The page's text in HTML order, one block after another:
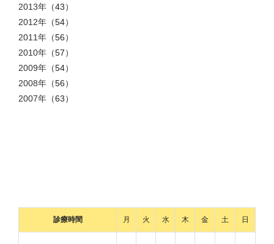
2013年 （43）
2012年 （54）
2011年 （56）
2010年 （57）
2009年 （54）
2008年 （56）
2007年 （63）
診療時間 月 火 水 木 金 土 日